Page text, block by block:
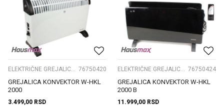
76750420
GREJALICA KONVEKTOR W-HKL
2000
3.499,00 RSD
76750424
GREJALICA KONVEKTOR W-HKL
2000 B
11.999,00 RSD